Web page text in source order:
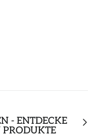
- ENTDECKE
PRODUKTE